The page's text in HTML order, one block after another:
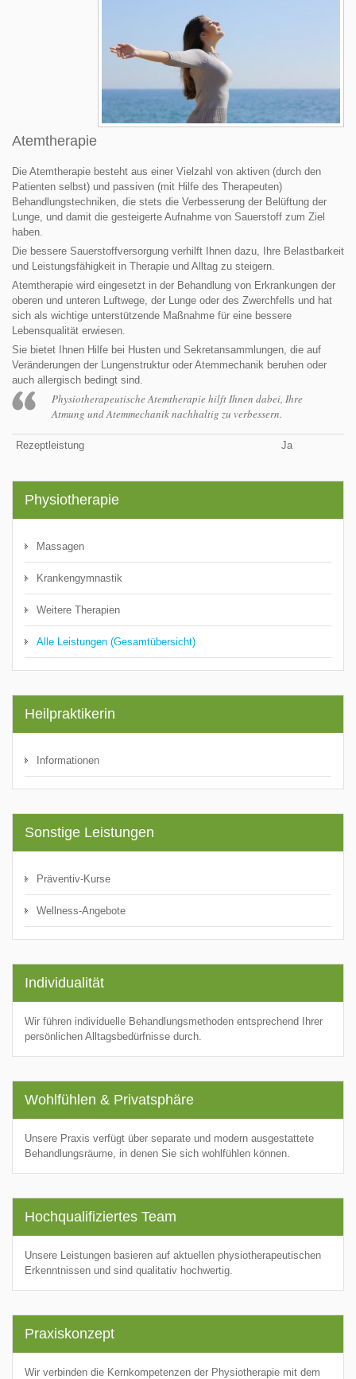
Atemtherapie
Die Atemtherapie besteht aus einer Vielzahl von aktiven (durch den
Patienten selbst) und passiven (mit Hilfe des Therapeuten)
Behandlungstechniken, die stets die Verbesserung der Belüftung der
Lunge, und damit die gesteigerte Aufnahme von Sauerstoff zum Ziel
haben.
Die bessere Sauerstoffversorgung verhilft Ihnen dazu, Ihre Belastbarkeit
und Leistungsfähigkeit in Therapie und Alltag zu steigern.
Atemtherapie wird eingesetzt in der Behandlung von Erkrankungen der
oberen und unteren Luftwege, der Lunge oder des Zwerchfells und hat
sich als wichtige unterstützende Maßnahme für eine bessere
Lebensqualität erwiesen.
Sie bietet Ihnen Hilfe bei Husten und Sekretansammlungen, die auf
Veränderungen der Lungenstruktur oder Atemmechanik beruhen oder
auch allergisch bedingt sind.
Physiotherapeutische Atemtherapie hilft Ihnen dabei, Ihre
Atmung und Atemmechanik nachhaltig zu verbessern.
Rezeptleistung Ja
Physiotherapie
Massagen
Krankengymnastik
Weitere Therapien
Alle Leistungen (Gesamtübersicht)
Heilpraktikerin
Informationen
Sonstige Leistungen
Präventiv-Kurse
Wellness-Angebote
Individualität
Wir führen individuelle Behandlungsmethoden entsprechend Ihrer
persönlichen Alltagsbedürfnisse durch.
Wohlfühlen & Privatsphäre
Unsere Praxis verfügt über separate und modern ausgestattete
Behandlungsräume, in denen Sie sich wohlfühlen können.
Hochqualifiziertes Team
Unsere Leistungen basieren auf aktuellen physiotherapeutischen
Erkenntnissen und sind qualitativ hochwertig.
Praxiskonzept
Wir verbinden die Kernkompetenzen der Physiotherapie mit dem